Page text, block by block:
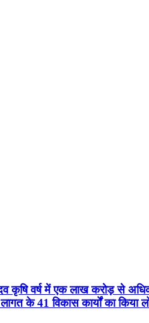
वर्ष में एक लाख करोड़ से
के 41 विकास कार्यों का किया